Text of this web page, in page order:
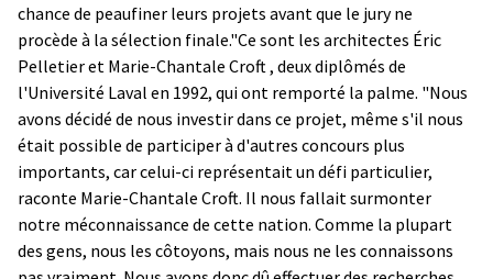
chance de peaufiner leurs projets avant que le jury ne
procède à la sélection finale."Ce sont les architectes Éric
Pelletier et Marie-Chantale Croft , deux diplômés de
l'Université Laval en 1992, qui ont remporté la palme. "Nous
avons décidé de nous investir dans ce projet, même s'il nous
était possible de participer à d'autres concours plus
importants, car celui-ci représentait un défi particulier,
raconte Marie-Chantale Croft. Il nous fallait surmonter
notre méconnaissance de cette nation. Comme la plupart
des gens, nous les côtoyons, mais nous ne les connaissons